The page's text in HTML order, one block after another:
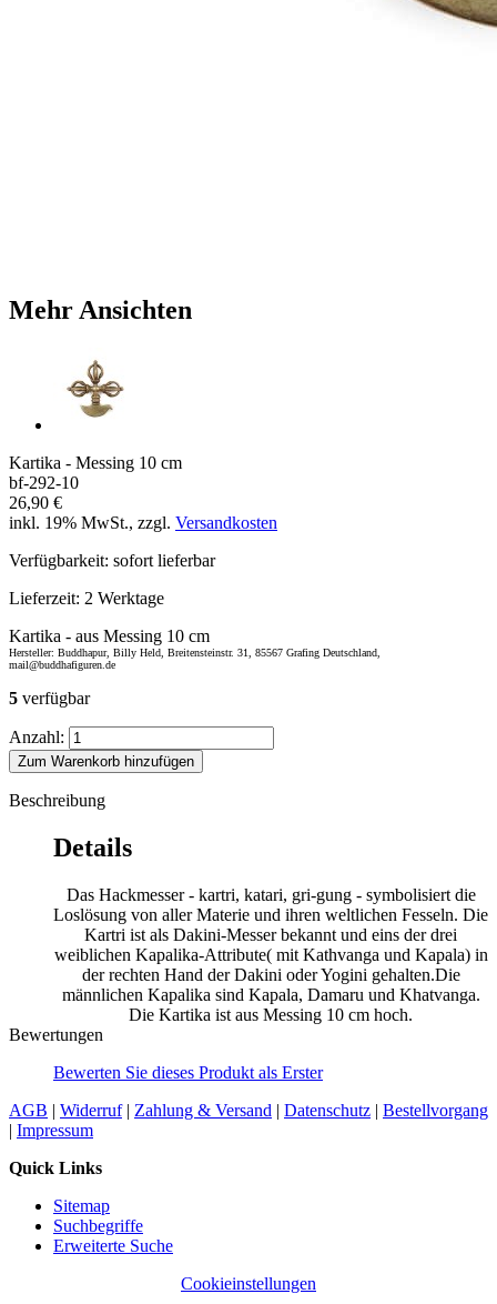
Mehr Ansichten
Kartika - Messing 10 cm
bf-292-10
26,90 €
inkl. 19% MwSt., zzgl. Versandkosten
Verfügbarkeit: sofort lieferbar
Lieferzeit: 2 Werktage
Kartika - aus Messing 10 cm
Hersteller: Buddhapur, Billy Held, Breitensteinstr. 31, 85567 Grafing Deutschland,
mail@buddhafiguren.de
5 verfügbar
Anzahl:
Zum Warenkorb hinzufügen
Beschreibung
Details
Das Hackmesser - kartri, katari, gri-gung - symbolisiert die
Loslösung von aller Materie und ihren weltlichen Fesseln. Die
Kartri ist als Dakini-Messer bekannt und eins der drei
weiblichen Kapalika-Attribute( mit Kathvanga und Kapala) in
der rechten Hand der Dakini oder Yogini gehalten.Die
männlichen Kapalika sind Kapala, Damaru und Khatvanga.
Die Kartika ist aus Messing 10 cm hoch.
Bewertungen
Bewerten Sie dieses Produkt als Erster
AGB | Widerruf| Zahlung & Versand | Datenschutz | Bestellvorgang
| Impressum
Quick Links
Sitemap
Suchbegriffe
Erweiterte Suche
Cookieinstellungen